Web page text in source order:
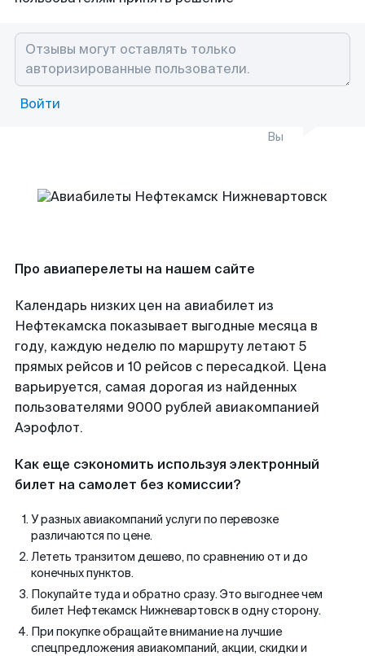
Войти
Вы
Про авиаперелеты на нашем сайте
Календарь низких цен на авиабилет из
Нефтекамска показывает выгодные месяца в
году, каждую неделю по маршруту летают 5
прямых рейсов и 10 рейсов с пересадкой. Цена
варьируется, самая дорогая из найденных
пользователями 9000 рублей авиакомпанией
Аэрофлот.
Как еще сэкономить используя электронный
билет на самолет без комиссии?
У разных авиакомпаний услуги по перевозке
различаются по цене.
Лететь транзитом дешево, по сравнению от и до
конечных пунктов.
Покупайте туда и обратно сразу. Это выгоднее чем
билет Нефтекамск Нижневартовск в одну сторону.
При покупке обращайте внимание на лучшие
спецпредложения авиакомпаний, акции, скидки и